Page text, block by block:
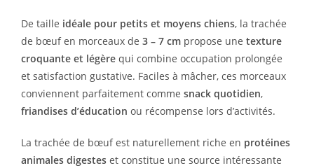
De taille idéale pour petits et moyens chiens, la trachée
de bœuf en morceaux de 3 – 7 cm propose une texture
croquante et légère qui combine occupation prolongée
et satisfaction gustative. Faciles à mâcher, ces morceaux
conviennent parfaitement comme snack quotidien,
friandises d’éducation ou récompense lors d’activités.
La trachée de bœuf est naturellement riche en protéines
animales digestes et constitue une source intéressante